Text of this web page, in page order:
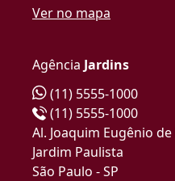
Ver no mapa
Agência Jardins
(11) 5555-1000
(11) 5555-1000
Al. Joaquim Eugênio de
Jardim Paulista
São Paulo - SP